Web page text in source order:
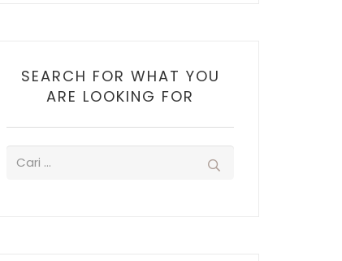
SEARCH FOR WHAT YOU
ARE LOOKING FOR